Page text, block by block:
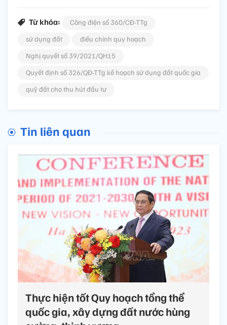
Từ khóa:
Công điện số 360/CĐ-TTg
sử dụng đất
điều chỉnh quy hoạch
Nghị quyết số 39/2021/QH15
Quyết định số 326/QĐ-TTg kế hoạch sử dụng đất quốc gia
quỹ đất cho thu hút đầu tư
Tin liên quan
Thực hiện tốt Quy hoạch tổng thể
quốc gia, xây dựng đất nước hùng